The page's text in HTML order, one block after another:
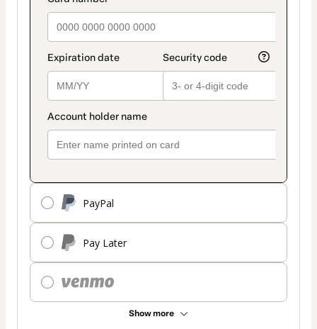
PayPal
Pay Later
Show more